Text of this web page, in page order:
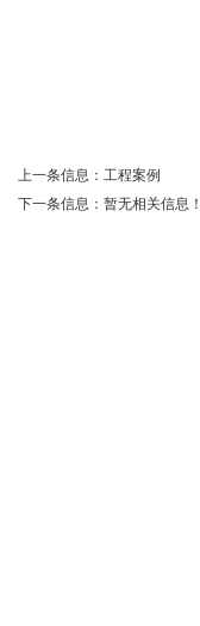
上一条信息： 工程案例
下一条信息：暂无相关信息